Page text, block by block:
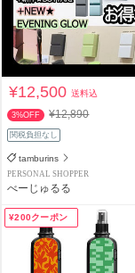
¥12,500送料込
3%OFF ¥12,890
関税負担なし
tamburins
PERSONAL SHOPPER
べーじゅるる
¥200クーポン